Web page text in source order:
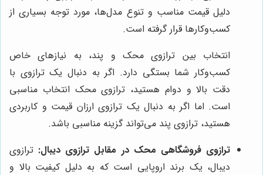
دلیل قیمت مناسب و تنوع مدل‌ها، مورد توجه بسیاری از
کسب‌وکارها قرار گرفته است.
انتخاب بین ترازوی محک و پند، به نیازهای خاص
کسب‌وکار شما بستگی دارد. اگر به دنبال یک ترازوی با
دقت بالا و دوام هستید، ترازوی محک انتخاب مناسبی
است. اما اگر به دنبال یک ترازوی ارزان قیمت و کاربردی
هستید، ترازوی پند می‌تواند گزینه مناسبی باشد.
ترازوی فروشگاهی محک در مقابل ترازوی دیبال: ترازوی
دیبال، یک برند اروپایی است که به دلیل کیفیت بالا و